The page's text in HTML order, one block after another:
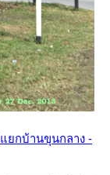
กบ้านขุนกลาง -